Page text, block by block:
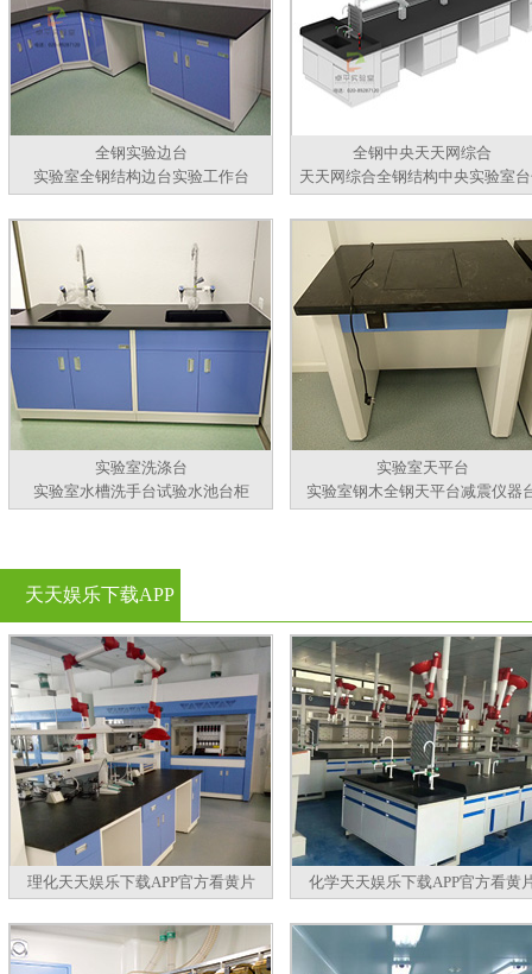
全钢实验边台
实验室全钢结构边台实验工作台
全钢中央天天网综合
天天网综合全钢结构中央实验室
实验室洗涤台
实验室水槽洗手台试验水池台柜
实验室天平台
实验室钢木全钢天平台减震仪器
天天娱乐下载APP
官方看黄片
理化天天娱乐下载APP官方看黄片 化学天天娱乐下载APP官方看黄